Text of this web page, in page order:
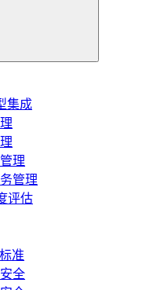
集成
理
管理
评估
准
全